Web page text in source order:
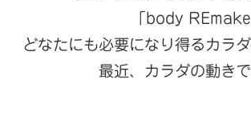
「body
どなたにも必要になり得るカラ
最近、カラダの動き